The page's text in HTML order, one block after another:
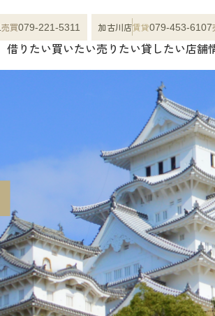
売買079-221-5311 加古川店賃貸079-453-6107
借りたい買いたい売りたい貸したい店舗